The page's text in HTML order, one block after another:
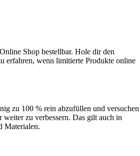
Shop bestellbar. Hole dir den
erfahren, wenn limitierte Produkte online
zu 100 % rein abzufüllen und versuchen
weiter zu verbessern. Das gilt auch in
Materialen.